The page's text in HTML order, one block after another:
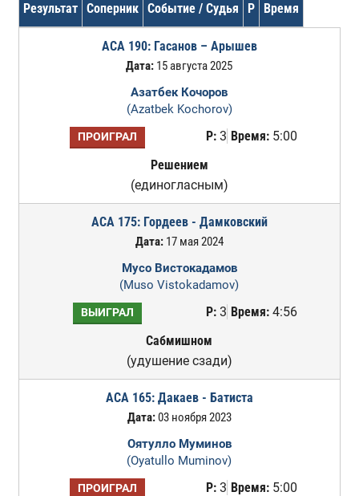
Результат Соперник Событие / Судья Р Время
ACA 190: Гасанов – Арышев
Дата: 15 августа 2025
Азатбек Кочоров
(Azatbek Kochorov)
ПРОИГРАЛ Р:3 Время:5:00
Решением
(единогласным)
ACA 175: Гордеев - Дамковский
Дата:17 мая 2024
Мусо Вистокадамов
(Muso Vistokadamov)
ВЫИГРАЛ Р:3 Время:4:56
Сабмишном
(удушение сзади)
ACA 165: Дакаев - Батиста
Дата:03 ноября 2023
Оятулло Муминов
(Oyatullo Muminov)
ПРОИГРАЛ Р:3 Время:5:00